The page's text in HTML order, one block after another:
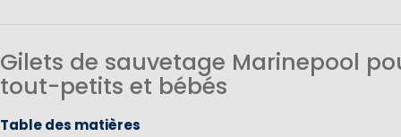
Gilets de sauvetage Marinepool
tout-petits et bébés
Table des matières